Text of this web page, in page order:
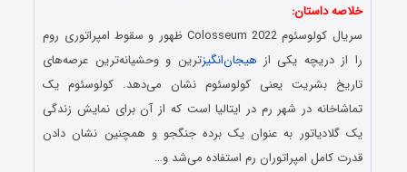
خلاصه داستان:
سریال کولوسئوم Colosseum 2022 ظهور و سقوط امپراتوری روم
را از دریچه یکی از هیجان‌انگیزترین و وحشیانه‌ترین عرصه‌های
تاریخ بشریت یعنی کولوسئوم نشان می‌دهد. کولوسئوم یک
تماشاخانه در شهر رم در ایتالیا است که از آن برای نمایش زندگی
یک گلادیاتور به عنوان یک برده جنگجو و همچنین نشان دادن
قدرت کامل امپراتوران رم استفاده می‌شد و…